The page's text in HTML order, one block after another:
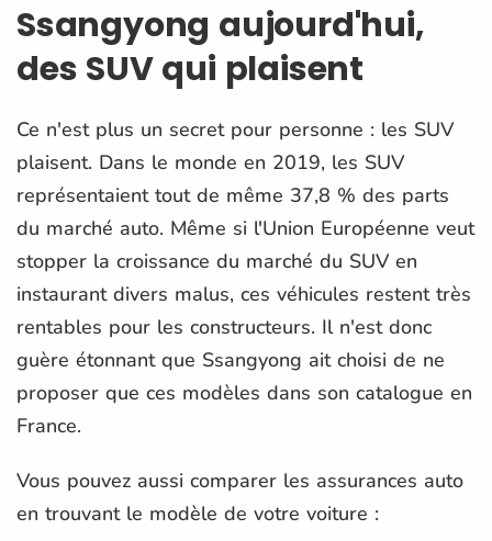
Ssangyong aujourd'hui,
des SUV qui plaisent
Ce n'est plus un secret pour personne : les SUV
plaisent. Dans le monde en 2019, les SUV
représentaient tout de même 37,8 % des parts
du marché auto. Même si l'Union Européenne veut
stopper la croissance du marché du SUV en
instaurant divers malus, ces véhicules restent très
rentables pour les constructeurs. Il n'est donc
guère étonnant que Ssangyong ait choisi de ne
proposer que ces modèles dans son catalogue en
France.
Vous pouvez aussi comparer les assurances auto
en trouvant le modèle de votre voiture :